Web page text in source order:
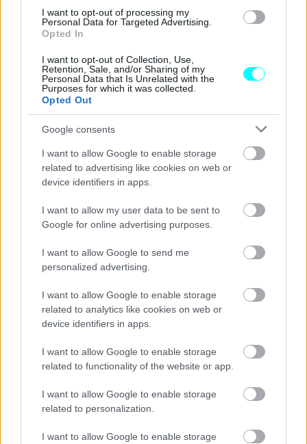
I want to opt-out of processing my
Personal Data for Targeted Advertising.
Opted In
I want to opt-out of Collection, Use,
Retention, Sale, and/or Sharing of my
Personal Data that Is Unrelated with the
Purposes for which it was collected.
Opted Out
Google consents
I want to allow Google to enable storage
related to advertising like cookies on web or
device identifiers in apps.
I want to allow my user data to be sent to
Google for online advertising purposes.
I want to allow Google to send me
personalized advertising.
I want to allow Google to enable storage
related to analytics like cookies on web or
device identifiers in apps.
I want to allow Google to enable storage
related to functionality of the website or app.
I want to allow Google to enable storage
related to personalization.
I want to allow Google to enable storage
είναι 1,5 δευτερόλεπτο ταχύτερος από της F8 Tributo
παρά τα 35 επιπλέον κιλά που έχει η πρώτη με το υβριδικό